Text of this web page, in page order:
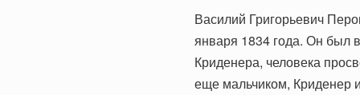
Василий Григорьевич
января 1834 года. Он был
Криденера, человека
еще мальчиком, Криденер